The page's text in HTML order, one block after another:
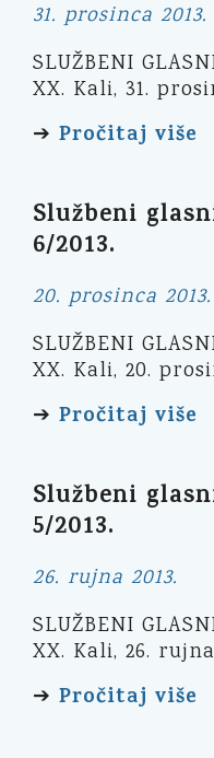
31. prosinca 2013.
SLUŽBENI
XX. Kali, 31.
➔ Pročitaj više
Službeni
6/2013.
20. prosinca 2013.
SLUŽBENI
XX. Kali, 20.
➔ Pročitaj više
Službeni
5/2013.
26. rujna 2013.
SLUŽBENI
XX. Kali, 26.
➔ Pročitaj više